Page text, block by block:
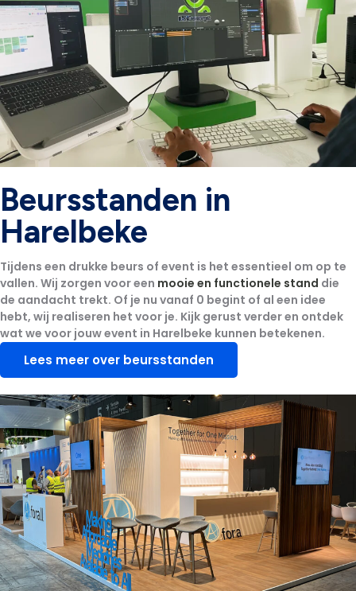
Beursstanden in
Harelbeke
Tijdens een drukke beurs of event is het essentieel om op te
vallen. Wij zorgen voor een mooie en functionele stand die
de aandacht trekt. Of je nu vanaf 0 begint of al een idee
hebt, wij realiseren het voor je. Kijk gerust verder en ontdek
wat we voor jouw event in Harelbeke kunnen betekenen.
Lees meer over beursstanden